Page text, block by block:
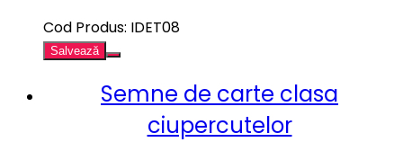
Cod Produs: IDET08
Salvează
Semne de carte clasa
ciupercutelor